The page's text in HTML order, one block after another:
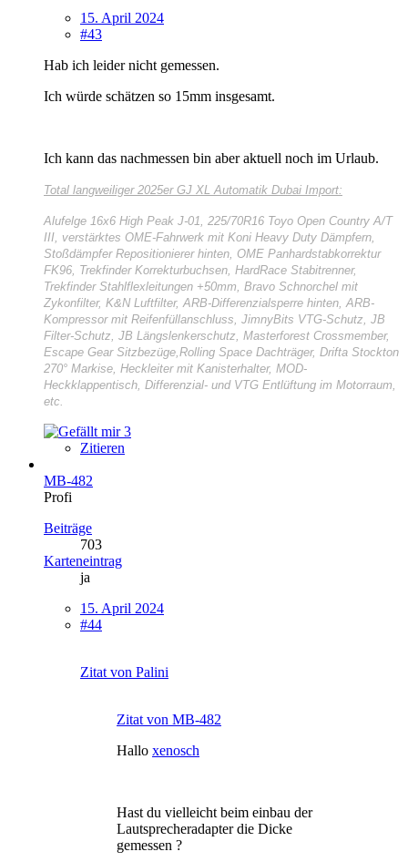
15. April 2024
#43
Hab ich leider nicht gemessen.
Ich würde schätzen so 15mm insgesamt.
Ich kann das nachmessen bin aber aktuell noch im Urlaub.
Total langweiliger 2025er GJ XL Automatik Dubai Import:
Alufelge 16x6 High Peak J-01, 225/70R16 Toyo Open Country A/T
III, verstärktes OME-Fahrwerk mit Koni Heavy Duty Dämpfern,
Stoßdämpfer Repositionierer hinten, OME Panhardstabkorrektur
FK96, Trekfinder Korrekturbuchsen, HardRace Stabitrenner,
Trekfinder Stahlflexleitungen +50mm, Bravo Schnorchel mit
Zykonfilter, K&N Luftfilter, ARB-Differenzialsperre hinten, ARB-
Kompressor mit Reifenfüllanschluss, JimnyBits VTG-Schutz, JB
Filter-Schutz, JB Längslenkerschutz, Masterforest Crossmember,
Escape Gear Sitzbezüge,Rolling Space Dachträger, Drifta Stockton
270° Markise, Heckleiter mit Kanisterhalter, MOD-
Heckklappentisch, Differenzial- und VTG Entlüftung im Motorraum,
etc.
3
Zitieren
MB-482
Profi
Beiträge
703
Karteneintrag
ja
15. April 2024
#44
Zitat von Palini
Zitat von MB-482
Hallo xenosch
Hast du vielleicht beim einbau der
Lautsprecheradapter die Dicke
gemessen ?